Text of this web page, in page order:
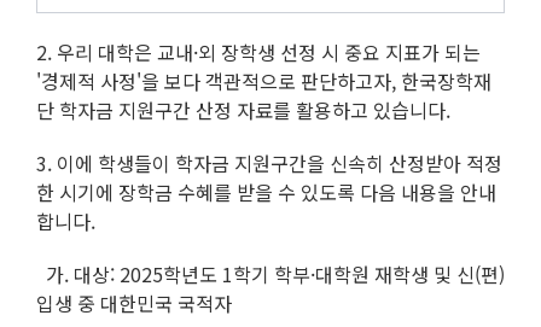
2. 우리 대학은 교내·외 장학생 선정 시 중요 지표가 되는
'경제적 사정'을 보다 객관적으로 판단하고자, 한국장학재
단 학자금 지원구간 산정 자료를 활용하고 있습니다.
3. 이에 학생들이 학자금 지원구간을 신속히 산정받아 적정
한 시기에 장학금 수혜를 받을 수 있도록 다음 내용을 안내
합니다.
가. 대상: 2025학년도 1학기 학부·대학원 재학생 및 신(편)
입생 중 대한민국 국적자